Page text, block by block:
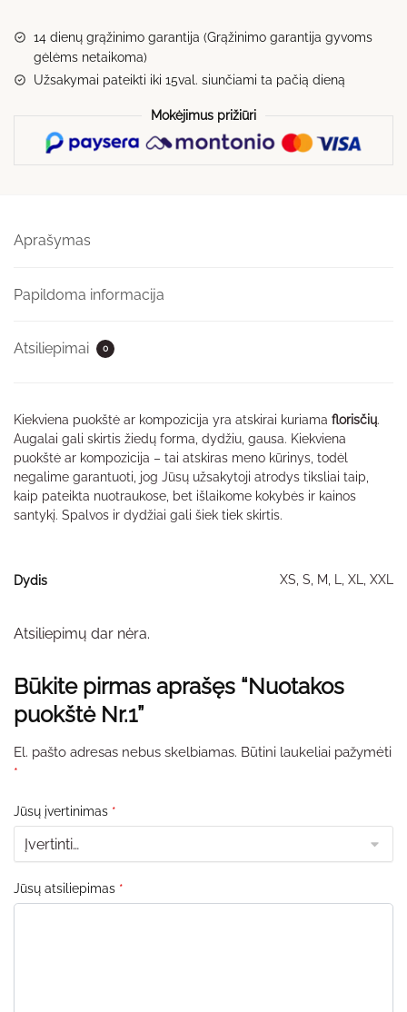
14 dienų grąžinimo garantija (Grąžinimo garantija gyvoms
gėlėms netaikoma)
Užsakymai pateikti iki 15val. siunčiami ta pačią dieną
Mokėjimus prižiūri
Aprašymas
Papildoma informacija
Atsiliepimai 0
Kiekviena puokštė ar kompozicija yra atskirai kuriama florisčių.
Augalai gali skirtis žiedų forma, dydžiu, gausa. Kiekviena
puokštė ar kompozicija – tai atskiras meno kūrinys, todėl
negalime garantuoti, jog Jūsų užsakytoji atrodys tiksliai taip,
kaip pateikta nuotraukose, bet išlaikome kokybės ir kainos
santykį. Spalvos ir dydžiai gali šiek tiek skirtis.
Dydis XS, S, M, L, XL, XXL
Atsiliepimų dar nėra.
Būkite pirmas aprašęs “Nuotakos
puokštė Nr.1”
El. pašto adresas nebus skelbiamas. Būtini laukeliai pažymėti
*
Jūsų įvertinimas *
Jūsų atsiliepimas *